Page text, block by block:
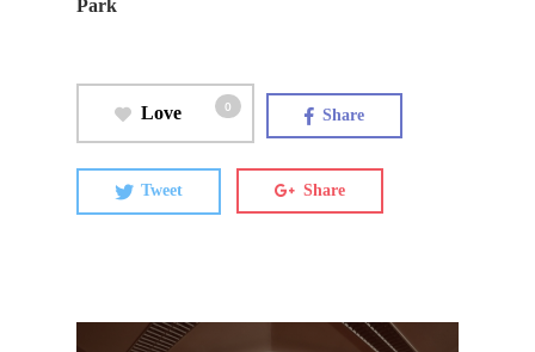
Park
Love 0 Share
Tweet Share